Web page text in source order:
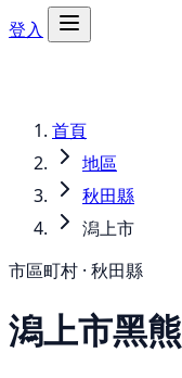
登入
首頁
地區
秋田縣
潟上市
市區町村 · 秋田縣
潟上市黑熊